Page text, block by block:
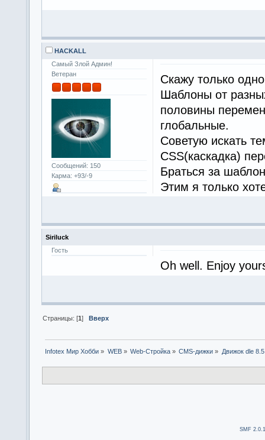
HACKALL
Самый Злой Админ!
Ветеран
Сообщений: 150
Карма: +93/-9
Скажу только
Шаблоны от
половины
глобальные.
Советую искать
CSS(каскадка)
Браться за
Этим я только
Siriluck
Гость
Oh well. Enjoy
Страницы: [1]Вверх
Infotex Мир Хобби » WEB» Web-Стройка » CMS-дижки» Движок dle 8.5
SMF